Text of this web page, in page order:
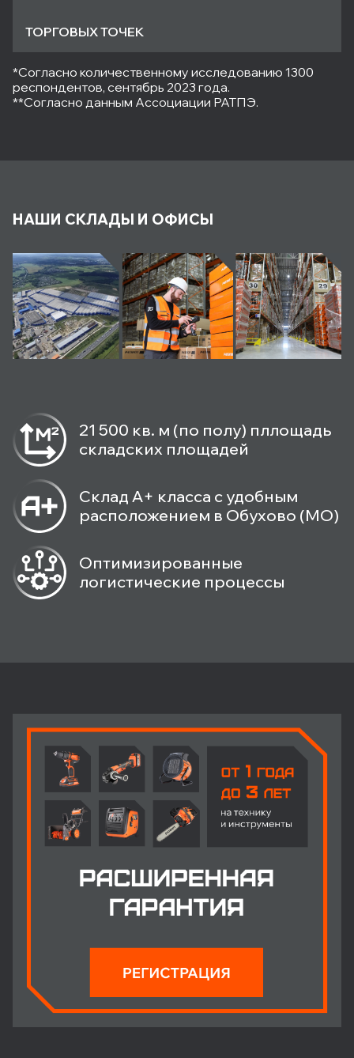
ТОРГОВЫХ ТОЧЕК
*Согласно количественному исследованию 1300
респондентов, сентябрь 2023 года.
**Согласно данным Ассоциации РАТПЭ.
НАШИ СКЛАДЫ И ОФИСЫ
21 500 кв. м (по полу) пллощадь
складских площадей
Склад А+ класса с удобным
расположением в Обухово (МО)
Оптимизированные
логистические процессы